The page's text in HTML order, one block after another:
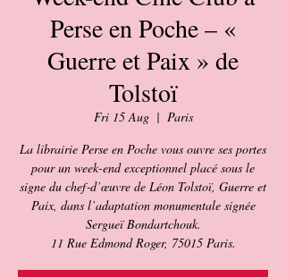
Perse en Poche – «
Guerre et Paix » de
Tolstoï
Fri 15 Aug
  |
Paris
La librairie Perse en Poche vous ouvre ses portes
pour un week-end exceptionnel placé sous le
signe du chef‑d’œuvre de Léon Tolstoï, Guerre et
Paix, dans l’adaptation monumentale signée
Sergueï Bondartchouk.